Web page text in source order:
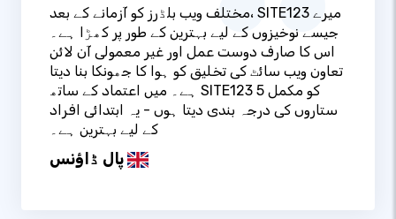
مختلف ویب بلڈرز کو آزمانے کے بعد، SITE123 میرے
جیسے نوخیزوں کے لیے بہترین کے طور پر کھڑا ہے۔
اس کا صارف دوست عمل اور غیر معمولی آن لائن
تعاون ویب سائٹ کی تخلیق کو ہوا کا جھونکا بنا دیتا
ہے۔ میں اعتماد کے ساتھ SITE123 کو مکمل 5
ستاروں کی درجہ بندی دیتا ہوں - یہ ابتدائی افراد
کے لیے بہترین ہے۔
پال ڈاؤنس